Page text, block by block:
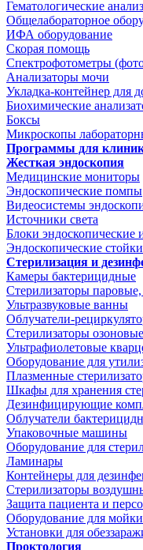
Гематологические
Общелабораторное
ИФА оборудование
Скорая помощь
Спектрофотометры
Анализаторы мочи
Укладка-контейнер для
Биохимические
Боксы
Микроскопы
Программы для
Жесткая эндоскопия
Медицинские мониторы
Эндоскопические помпы
Видеосистемы
Источники света
Блоки эндоскопические
Эндоскопические стойки
Стерилизация и
Камеры бактерицидные
Стерилизаторы
Ультразвуковые ванны
Облучатели-
Стерилизаторы озоновые
Ультрафиолетовые
Оборудование для
Плазменные
Шкафы для хранения
Дезинфицирующие
Облучатели
Упаковочные машины
Оборудование для
Ламинары
Контейнеры для
Стерилизаторы
Защита пациента и
Оборудование для
Установки для
Проктология